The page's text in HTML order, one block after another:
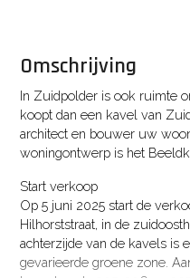
Omschrijving
In Zuidpolder is ook ruimte
koopt dan een kavel van
architect en bouwer uw
woningontwerp is het
Start verkoop
Op 5 juni 2025 start de
Hilhorststraat, in de
achterzijde van de kavels is
gevarieerde groene zone.